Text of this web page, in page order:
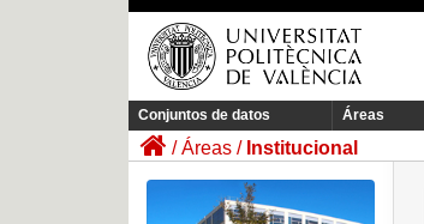
Conjuntos de datos Áreas
Áreas Institucional